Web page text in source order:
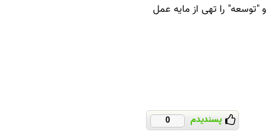
"توسعه" را تهی از مایه عمل
پسندیدم 0